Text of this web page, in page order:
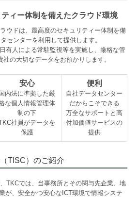
ィー体制を備えたクラウド環境
ウドは、最高度のセキュリティー体制を備
センターを利用して提供します。
有人による常駐監視等を実施し、厳格な管
の大切なデータをお預かりします。
安心
内法に準拠した厳
な個人情報管理体
制の下
社員がデータを
保護
便利
自社データセンター
だからこそできる
万全なサポートと高
付加価値サービスの
提供
TISC）のご紹介
TKCでは、当事務所とその関与先企業、地
が、安全かつ安心なICT環境で情報システ